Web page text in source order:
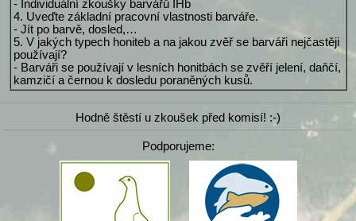
- Individuální zkoušky barvářů IHb
4. Uveďte základní pracovní vlastnosti barváře.
- Jít po barvě, dosled,…
5. V jakých typech honiteb a na jakou zvěř se barváři nejčastěji
používají?
- Barváři se používají v lesních honitbách se zvěří jelení, daňčí,
kamzičí a černou k dosledu poraněných kusů.
Hodně štěstí u zkoušek před komisí! :-)
Podporujeme: